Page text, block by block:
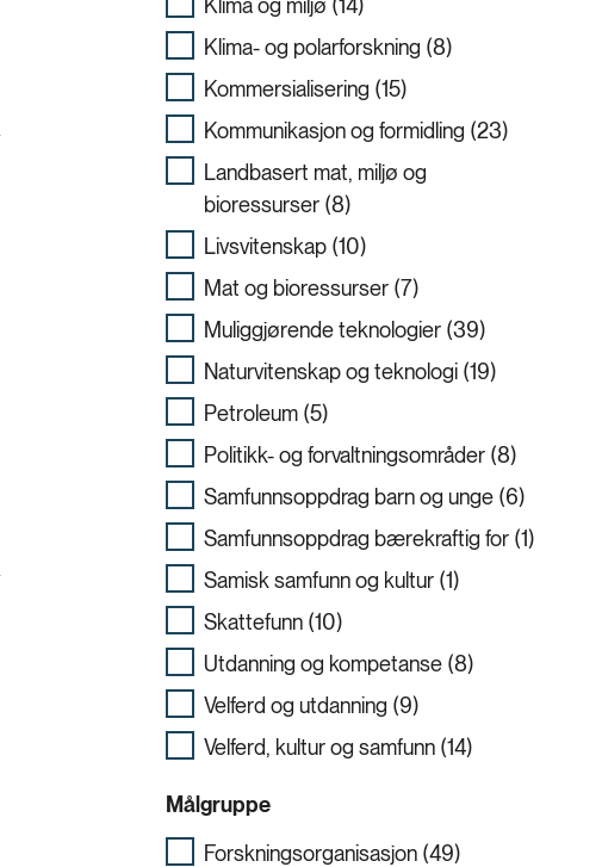
Klima og miljø (14)
Klima- og polarforskning (8)
Kommersialisering (15)
Kommunikasjon og formidling (23)
Landbasert mat, miljø og
bioressurser (8)
Livsvitenskap (10)
Mat og bioressurser (7)
Muliggjørende teknologier (39)
Naturvitenskap og teknologi (19)
Petroleum (5)
Politikk- og forvaltningsområder (8)
Samfunnsoppdrag barn og unge (6)
Samfunnsoppdrag bærekraftig for (1)
Samisk samfunn og kultur (1)
Skattefunn (10)
Utdanning og kompetanse (8)
Velferd og utdanning (9)
Velferd, kultur og samfunn (14)
Målgruppe
Forskningsorganisasjon (49)